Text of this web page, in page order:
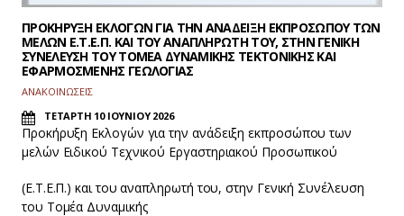
ΠΡΟΚΗΡΥΞΗ ΕΚΛΟΓΩΝ ΓΙΑ ΤΗΝ ΑΝΑΔΕΙΞΗ ΕΚΠΡΟΣΩΠΟΥ ΤΩΝ
ΜΕΛΩΝ Ε.Τ.Ε.Π. ΚΑΙ ΤΟΥ ΑΝΑΠΛΗΡΩΤΗ ΤΟΥ, ΣΤΗΝ ΓΕΝΙΚΗ
ΣΥΝΕΛΕΥΣΗ ΤΟΥ ΤΟΜΕΑ ΔΥΝΑΜΙΚΗΣ ΤΕΚΤΟΝΙΚΗΣ ΚΑΙ
ΕΦΑΡΜΟΣΜΕΝΗΣ ΓΕΩΛΟΓΙΑΣ
ΑΝΑΚΟΙΝΩΣΕΙΣ
ΤΕΤΑΡΤΗ 10 ΙΟΥΝΙΟΥ 2026
Προκήρυξη Εκλογών για την ανάδειξη εκπροσώπου των
μελών Ειδικού Τεχνικού Εργαστηριακού Προσωπικού
(Ε.Τ.Ε.Π.) και του αναπληρωτή του, στην Γενική Συνέλευση
του Τομέα Δυναμικής